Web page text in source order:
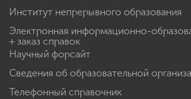
Институт непрерывного образования
Электронная информационно-
+ заказ справок
Научный форсайт
Сведения об образовательной
Телефонный справочник